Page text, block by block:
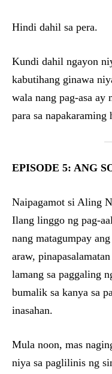
Hindi dahil sa pera.
Kundi dahil ngayon
kabutihang ginawa
wala nang pag-asa ay
para sa
EPISODE 5: ANG
Naipagamot si Aling
Ilang linggo ng pag-
nang matagumpay
araw,
lamang sa paggaling
bumalik sa kanya sa
inasahan.
Mula noon, mas
niya sa paglilinis ng